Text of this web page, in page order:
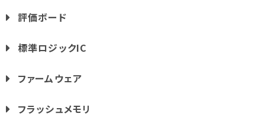
評価ボード
標準ロジックIC
ファームウェア
フラッシュメモリ